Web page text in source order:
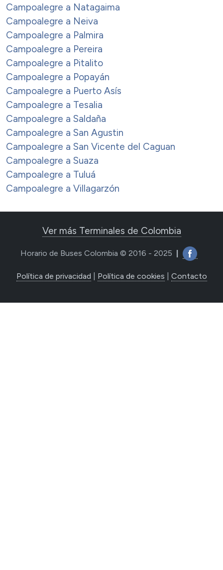
Campoalegre a Natagaima
Campoalegre a Neiva
Campoalegre a Palmira
Campoalegre a Pereira
Campoalegre a Pitalito
Campoalegre a Popayán
Campoalegre a Puerto Asís
Campoalegre a Tesalia
Campoalegre a Saldaña
Campoalegre a San Agustin
Campoalegre a San Vicente del Caguan
Campoalegre a Suaza
Campoalegre a Tuluá
Campoalegre a Villagarzón
Ver más Terminales de Colombia
Horario de Buses Colombia © 2016 - 2025
Política de privacidad Política de cookies Contacto